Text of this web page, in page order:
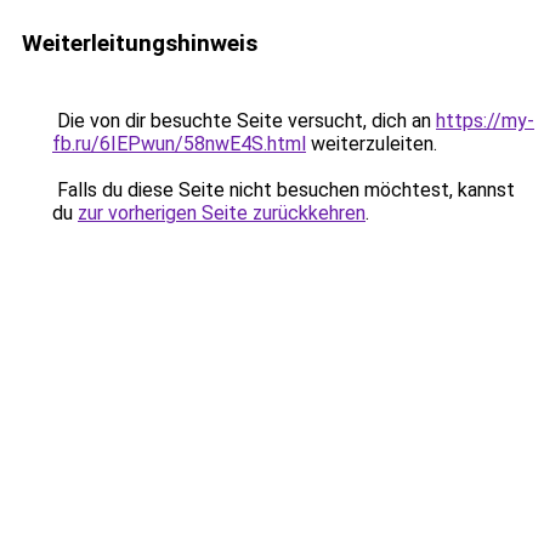
Weiterleitungshinweis
Die von dir besuchte Seite versucht, dich an https://my-
fb.ru/6IEPwun/58nwE4S.html weiterzuleiten.
Falls du diese Seite nicht besuchen möchtest, kannst
du zur vorherigen Seite zurückkehren.